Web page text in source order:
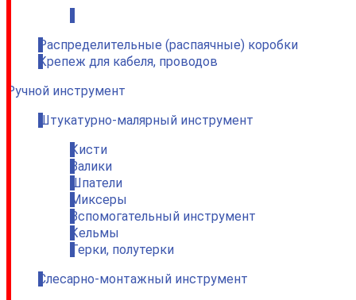
Распределительные (распаячные) коробки
Крепеж для кабеля, проводов
Ручной инструмент
Штукатурно-малярный инструмент
Кисти
Валики
Шпатели
Миксеры
Вспомогательный инструмент
Кельмы
Терки, полутерки
Слесарно-монтажный инструмент